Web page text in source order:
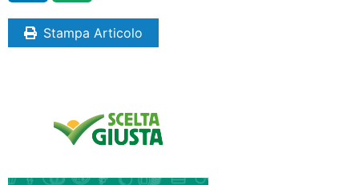
Stampa Articolo